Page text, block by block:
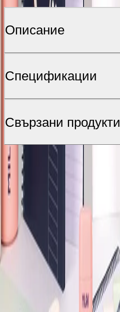
Описание
Спецификации
Свързани продукти